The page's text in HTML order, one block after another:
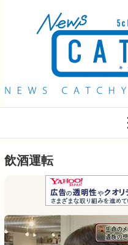
QAB
飲酒運転